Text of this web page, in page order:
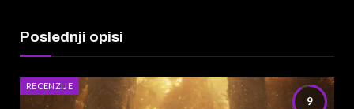
Poslednji opisi
9
RECENZIJE